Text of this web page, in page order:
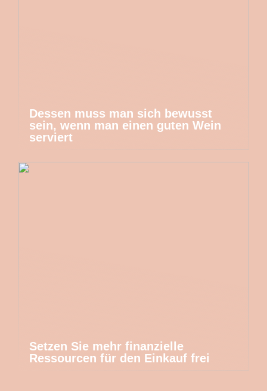
Dessen muss man sich bewusst
sein, wenn man einen guten Wein
serviert
Setzen Sie mehr finanzielle
Ressourcen für den Einkauf frei